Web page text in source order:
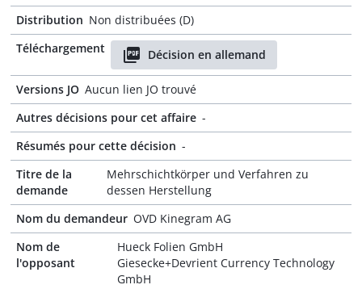
Distribution Non distribuées (D)
Téléchargement
Décision en allemand
Versions JO Aucun lien JO trouvé
Autres décisions pour cet affaire -
Résumés pour cette décision -
Titre de la
demande
Mehrschichtkörper und Verfahren zu
dessen Herstellung
Nom du demandeur OVD Kinegram AG
Nom de
l'opposant
Hueck Folien GmbH
Giesecke+Devrient Currency Technology
GmbH